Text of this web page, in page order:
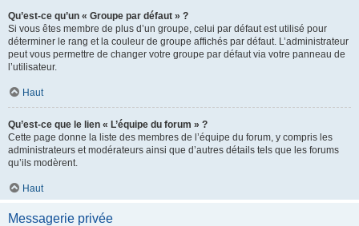
Qu’est-ce qu’un « Groupe par défaut » ?
Si vous êtes membre de plus d’un groupe, celui par défaut est utilisé pour
déterminer le rang et la couleur de groupe affichés par défaut. L’administrateur
peut vous permettre de changer votre groupe par défaut via votre panneau de
l’utilisateur.
Haut
Qu’est-ce que le lien « L’équipe du forum » ?
Cette page donne la liste des membres de l’équipe du forum, y compris les
administrateurs et modérateurs ainsi que d’autres détails tels que les forums
qu’ils modèrent.
Haut
Messagerie privée